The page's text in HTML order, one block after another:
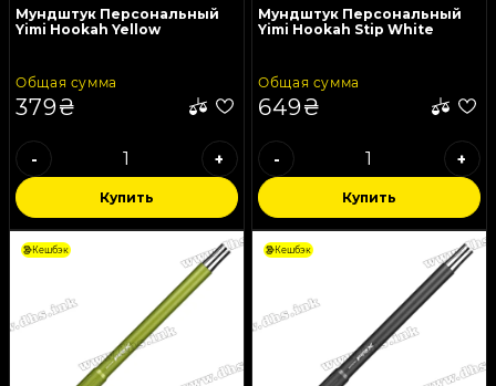
Щипцы Колпаки и Сетки
Мундштук Персональный
Yimi Hookah Yellow
Общая сумма
379₴
- +
Купить
Мундштук Персональный
Yimi Hookah Stip White
Общая сумма
649₴
- +
Купить
Кешбэк Кешбэк